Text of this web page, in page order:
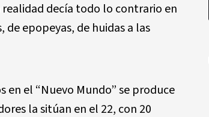
realidad decía todo lo contrario en
epopeyas, de huidas a las
el “Nuevo Mundo” se produce
la sitúan en el 22, con 20